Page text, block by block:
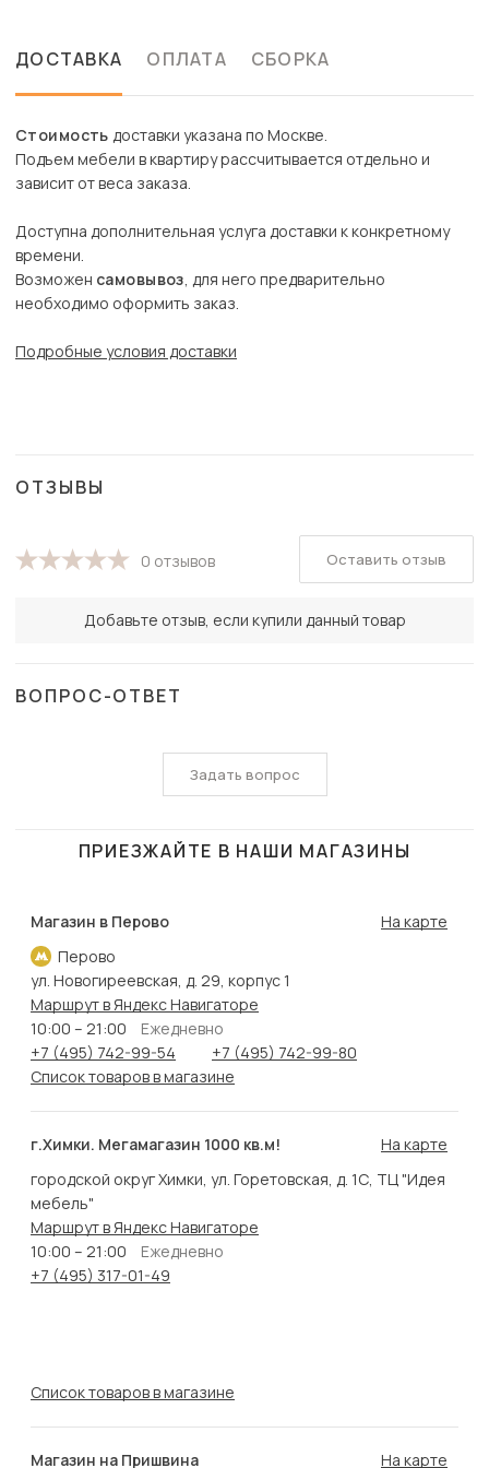
ДОСТАВКА ОПЛАТА СБОРКА
Стоимость доставки указана по Москве.
Подъем мебели в квартиру рассчитывается отдельно и
зависит от веса заказа.
Доступна дополнительная услуга доставки к конкретному
времени.
Возможен самовывоз, для него предварительно
необходимо оформить заказ.
Подробные условия доставки
ОТЗЫВЫ
0 отзывов
Добавьте отзыв, если купили данный товар
Оставить отзыв
ВОПРОС-ОТВЕТ
Задать вопрос
ПРИЕЗЖАЙТЕ В НАШИ МАГАЗИНЫ
Магазин в Перово
Перово
На карте
ул. Новогиреевская, д. 29, корпус 1
Маршрут в Яндекс Навигаторе
10:00 – 21:00
Ежедневно
+7 (495) 742-99-54
+7 (495) 742-99-80
Список товаров в магазине
г.Химки. Мегамагазин 1000 кв.м!
На карте
городской округ Химки, ул. Горетовская, д. 1С, ТЦ "Идея
мебель"
Маршрут в Яндекс Навигаторе
10:00 – 21:00
Ежедневно
+7 (495) 317-01-49
Список товаров в магазине
Магазин на Пришвина На карте